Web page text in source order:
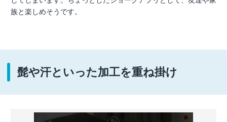
族と楽しめそうです。
髭や汗といった加工を重ね掛け